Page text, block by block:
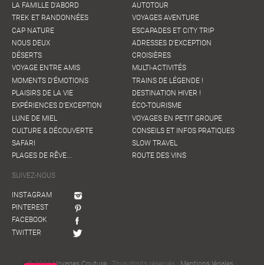
LA FAMILLE D'ABORD
TREK ET RANDONNÉES
CAP NATURE
NOUS DEUX
DÉSERTS
VOYAGE ENTRE AMIS
MOMENTS D'ÉMOTIONS
PLAISIRS DE LA VIE
EXPÉRIENCES D'EXCEPTION
LUNE DE MIEL
CULTURE & DÉCOUVERTE
SAFARI
PLAGES DE RÊVE...
AUTOTOUR
VOYAGES AVENTURE
ESCAPADES ET CITY TRIP
ADRESSES D'EXCEPTION
CROISIÈRES
MULTI-ACTIVITÉS
TRAINS DE LÉGENDE !
DESTINATION HIVER !
ÉCO-TOURISME
VOYAGES EN PETIT GROUPE
CONSEILS ET INFOS PRATIQUES
SLOW TRAVEL
ROUTE DES VINS
SUIVEZ-NOUS
INSTAGRAM
PINTEREST
FACEBOOK
TWITTER